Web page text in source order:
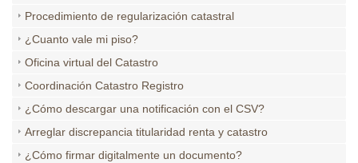
Procedimiento de regularización catastral
¿Cuanto vale mi piso?
Oficina virtual del Catastro
Coordinación Catastro Registro
¿Cómo descargar una notificación con el CSV?
Arreglar discrepancia titularidad renta y catastro
¿Cómo firmar digitalmente un documento?